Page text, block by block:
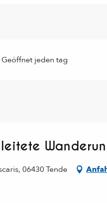
jeden tag
06430 Tende